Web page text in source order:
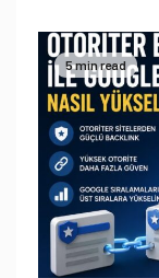
5 min read